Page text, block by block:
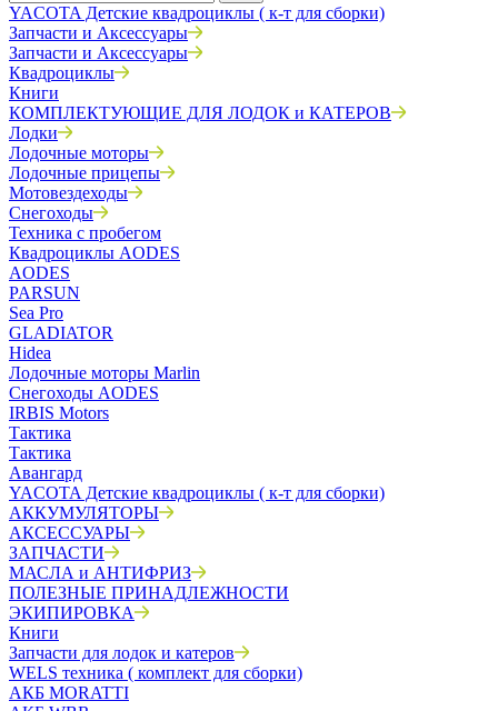
YACOTA Детские квадроциклы ( к-т для сборки)
Запчасти и Аксессуары
Запчасти и Аксессуары
Квадроциклы
Книги
КОМПЛЕКТУЮЩИЕ ДЛЯ ЛОДОК и КАТЕРОВ
Лодки
Лодочные моторы
Лодочные прицепы
Мотовездеходы
Снегоходы
Техника с пробегом
Квадроциклы AODES
AODES
PARSUN
Sea Pro
GLADIATOR
Hidea
Лодочные моторы Marlin
Снегоходы AODES
IRBIS Motors
Тактика
Тактика
Авангард
YACOTA Детские квадроциклы ( к-т для сборки)
АККУМУЛЯТОРЫ
АКСЕССУАРЫ
ЗАПЧАСТИ
МАСЛА и АНТИФРИЗ
ПОЛЕЗНЫЕ ПРИНАДЛЕЖНОСТИ
ЭКИПИРОВКА
Книги
Запчасти для лодок и катеров
WELS техника ( комплект для сборки)
АКБ MORATTI